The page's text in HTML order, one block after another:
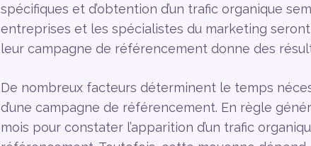
spécifiques et d’obtention d’un trafic organique
entreprises et les spécialistes du marketing seront
leur campagne de référencement donne des
De nombreux facteurs déterminent le temps
d’une campagne de référencement. En règle
mois pour constater l’apparition d’un trafic